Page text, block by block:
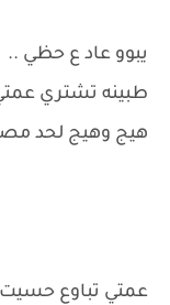
يبوو عاد ع حظي ..
طبينه تشتري
هيج وهيج لحد
عمتي تباوع